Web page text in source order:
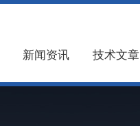
新闻资讯 技术文章